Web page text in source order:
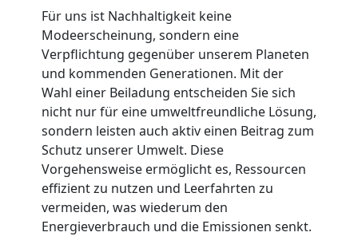
Für uns ist Nachhaltigkeit keine
Modeerscheinung, sondern eine
Verpflichtung gegenüber unserem Planeten
und kommenden Generationen. Mit der
Wahl einer Beiladung entscheiden Sie sich
nicht nur für eine umweltfreundliche Lösung,
sondern leisten auch aktiv einen Beitrag zum
Schutz unserer Umwelt. Diese
Vorgehensweise ermöglicht es, Ressourcen
effizient zu nutzen und Leerfahrten zu
vermeiden, was wiederum den
Energieverbrauch und die Emissionen senkt.
Wolfsberg
Klaviertransport
Wolfsberg
Privatumzug
Wolfsberg